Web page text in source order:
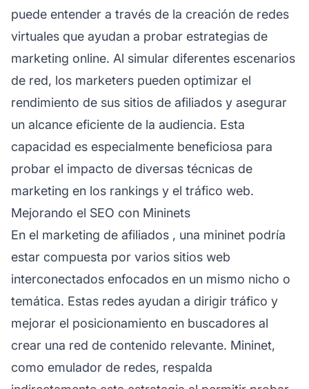
puede entender a través de la creación de redes
virtuales que ayudan a probar estrategias de
marketing online. Al simular diferentes escenarios
de red, los marketers pueden optimizar el
rendimiento de sus sitios de afiliados y asegurar
un alcance eficiente de la audiencia. Esta
capacidad es especialmente beneficiosa para
probar el impacto de diversas técnicas de
marketing en los rankings y el tráfico web.
Mejorando el SEO con Mininets
En el marketing de afiliados , una mininet podría
estar compuesta por varios sitios web
interconectados enfocados en un mismo nicho o
temática. Estas redes ayudan a dirigir tráfico y
mejorar el posicionamiento en buscadores al
crear una red de contenido relevante. Mininet,
como emulador de redes, respalda